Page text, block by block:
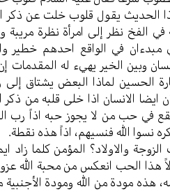
الحدیث یقول قلوب خلت عن ذکر
في الفخ نظر إلی امرأة نظرة
في الواقع احدهم خطیر
وبین الخیر یهيء له المقدمات
لماذا البعض یشتاق إلی
الانسان اذا خلی قلبه من ذکر
في حب من لا یجوز حبه اذاً رب
نسوا الله فنسیهم، اذاً هذه نقطة.
والاولاد؟ المؤمن کلما زاد
هذا الحب انعکس من محبة الله
هذه مودة من الله ومودة